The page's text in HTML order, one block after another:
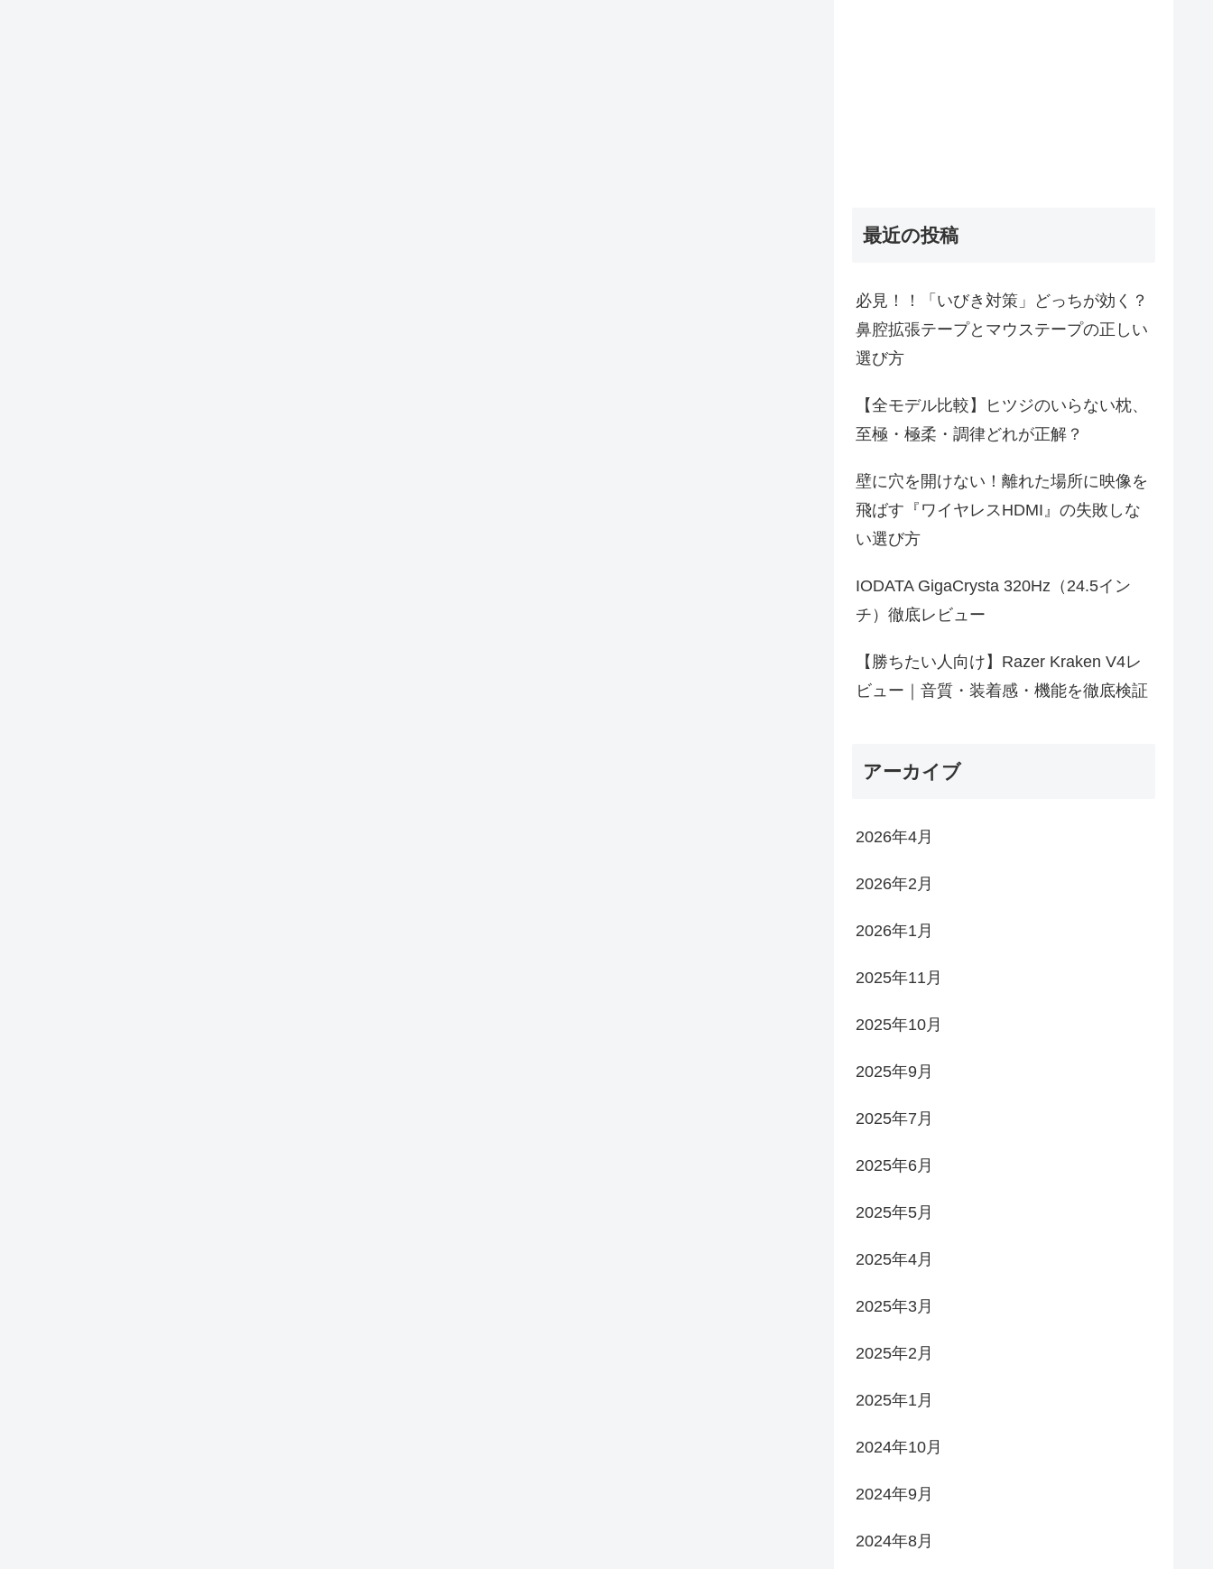
最近の投稿
必見！！「いびき対策」どっちが効く？
鼻腔拡張テープとマウステープの正しい
選び方
【全モデル比較】ヒツジのいらない枕、
至極・極柔・調律どれが正解？
壁に穴を開けない！離れた場所に映像を
飛ばす『ワイヤレスHDMI』の失敗しな
い選び方
IODATA GigaCrysta 320Hz（24.5イン
チ）徹底レビュー
【勝ちたい人向け】Razer Kraken V4レ
ビュー｜音質・装着感・機能を徹底検証
アーカイブ
2026年4月
2026年2月
2026年1月
2025年11月
2025年10月
2025年9月
2025年7月
2025年6月
2025年5月
2025年4月
2025年3月
2025年2月
2025年1月
2024年10月
2024年9月
2024年8月